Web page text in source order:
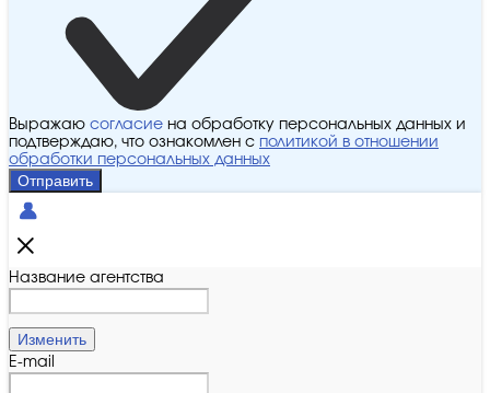
Выражаю согласие на обработку персональных данных и
подтверждаю, что ознакомлен с политикой в отношении
обработки персональных данных
Отправить
Название агентства
Изменить
E-mail